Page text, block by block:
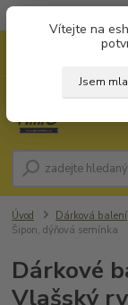
Vítejte na
Jsem
Úvod Dárková balení
Šipon, dýňová semínka
Dárkové
Vlašský